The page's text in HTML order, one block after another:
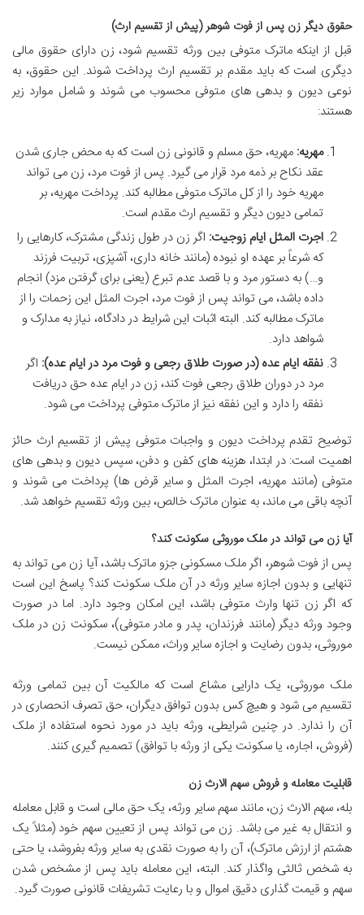
حقوق دیگر زن پس از فوت شوهر (پیش از تقسیم ارث)
قبل از اینکه ماترک متوفی بین ورثه تقسیم شود، زن دارای حقوق مالی
دیگری است که باید مقدم بر تقسیم ارث پرداخت شوند. این حقوق، به
نوعی دیون و بدهی های متوفی محسوب می شوند و شامل موارد زیر
هستند:
مهریه: مهریه، حق مسلم و قانونی زن است که به محض جاری شدن
عقد نکاح بر ذمه مرد قرار می گیرد. پس از فوت مرد، زن می تواند
مهریه خود را از کل ماترک متوفی مطالبه کند. پرداخت مهریه، بر
تمامی دیون دیگر و تقسیم ارث مقدم است.
اجرت المثل ایام زوجیت: اگر زن در طول زندگی مشترک، کارهایی را
که شرعاً بر عهده او نبوده (مانند خانه داری، آشپزی، تربیت فرزند
و…) به دستور مرد و با قصد عدم تبرع (یعنی برای گرفتن مزد) انجام
داده باشد، می تواند پس از فوت مرد، اجرت المثل این زحمات را از
ماترک مطالبه کند. البته اثبات این شرایط در دادگاه، نیاز به مدارک و
شواهد دارد.
نفقه ایام عده (در صورت طلاق رجعی و فوت مرد در ایام عده): اگر
مرد در دوران طلاق رجعی فوت کند، زن در ایام عده حق دریافت
نفقه را دارد و این نفقه نیز از ماترک متوفی پرداخت می شود.
توضیح تقدم پرداخت دیون و واجبات متوفی پیش از تقسیم ارث حائز
اهمیت است: در ابتدا، هزینه های کفن و دفن، سپس دیون و بدهی های
متوفی (مانند مهریه، اجرت المثل و سایر قرض ها) پرداخت می شوند و
آنچه باقی می ماند، به عنوان ماترک خالص، بین ورثه تقسیم خواهد شد.
آیا زن می تواند در ملک موروثی سکونت کند؟
پس از فوت شوهر، اگر ملک مسکونی جزو ماترک باشد، آیا زن می تواند به
تنهایی و بدون اجازه سایر ورثه در آن ملک سکونت کند؟ پاسخ این است
که اگر زن تنها وارث متوفی باشد، این امکان وجود دارد. اما در صورت
وجود ورثه دیگر (مانند فرزندان، پدر و مادر متوفی)، سکونت زن در ملک
موروثی، بدون رضایت و اجازه سایر وراث، ممکن نیست.
ملک موروثی، یک دارایی مشاع است که مالکیت آن بین تمامی ورثه
تقسیم می شود و هیچ کس بدون توافق دیگران، حق تصرف انحصاری در
آن را ندارد. در چنین شرایطی، ورثه باید در مورد نحوه استفاده از ملک
(فروش، اجاره، یا سکونت یکی از ورثه با توافق) تصمیم گیری کنند.
قابلیت معامله و فروش سهم الارث زن
بله، سهم الارث زن، مانند سهم سایر ورثه، یک حق مالی است و قابل معامله
و انتقال به غیر می باشد. زن می تواند پس از تعیین سهم خود (مثلاً یک
هشتم از ارزش ماترک)، آن را به صورت نقدی به سایر ورثه بفروشد، یا حتی
به شخص ثالثی واگذار کند. البته، این معامله باید پس از مشخص شدن
سهم و قیمت گذاری دقیق اموال و با رعایت تشریفات قانونی صورت گیرد.